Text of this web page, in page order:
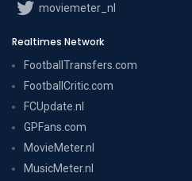
moviemeter_nl
Realtimes Network
FootballTransfers.com
FootballCritic.com
FCUpdate.nl
GPFans.com
MovieMeter.nl
MusicMeter.nl